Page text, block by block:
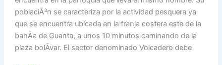
poblaciÃ³n se caracteriza por la actividad pesquera ya
que se encuentra ubicada en la franja costera este de la
bahÃ­a de Guanta, a unos 10 minutos caminando de la
plaza bolÃ­var. El sector denominado Volcadero debe